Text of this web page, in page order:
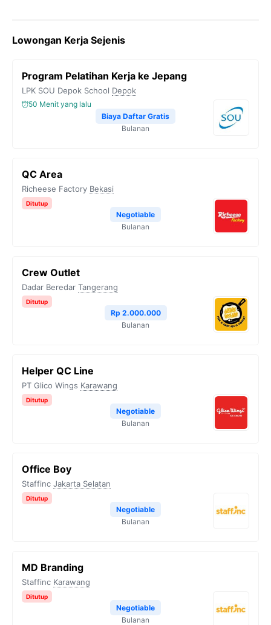
Lowongan Kerja Sejenis
Program Pelatihan Kerja ke Jepang
LPK SOU Depok School Depok
50 Menit yang lalu
Biaya Daftar Gratis
Bulanan
QC Area
Richeese Factory Bekasi
Ditutup
Negotiable
Bulanan
Crew Outlet
Dadar Beredar Tangerang
Ditutup
Rp 2.000.000
Bulanan
Helper QC Line
PT Glico Wings Karawang
Ditutup
Negotiable
Bulanan
Office Boy
Staffinc Jakarta Selatan
Ditutup
Negotiable
Bulanan
MD Branding
Staffinc Karawang
Ditutup
Negotiable
Bulanan